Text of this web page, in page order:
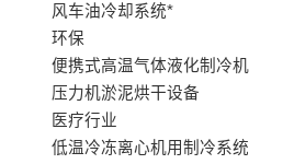
风车油冷却系统*
环保
便携式高温气体液化制冷机
压力机淤泥烘干设备
医疗行业
低温冷冻离心机用制冷系统